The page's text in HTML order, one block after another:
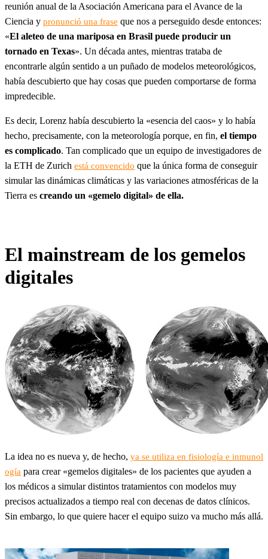
reunión anual de la Asociación Americana para el Avance de la
Ciencia y pronunció una frase que nos a perseguido desde entonces:
«El aleteo de una mariposa en Brasil puede producir un
tornado en Texas». Un década antes, mientras trataba de
encontrarle algún sentido a un puñado de modelos meteorológicos,
había descubierto que hay cosas que pueden comportarse de forma
impredecible.
Es decir, Lorenz había descubierto la «esencia del caos» y lo había
hecho, precisamente, con la meteorología porque, en fin, el tiempo
es complicado. Tan complicado que un equipo de investigadores de
la ETH de Zurich está convencido que la única forma de conseguir
simular las dinámicas climáticas y las variaciones atmosféricas de la
Tierra es creando un «gemelo digital» de ella.
El mainstream de los gemelos
digitales
La idea no es nueva y, de hecho, ya se utiliza en fisiología e inmunol
ogía para crear «gemelos digitales» de los pacientes que ayuden a
los médicos a simular distintos tratamientos con modelos muy
precisos actualizados a tiempo real con decenas de datos clínicos.
Sin embargo, lo que quiere hacer el equipo suizo va mucho más allá.